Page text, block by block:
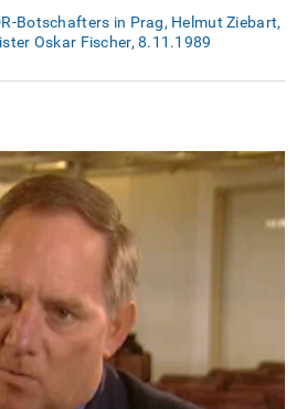
Botschafters in Prag, Helmut Ziebart,
Oskar Fischer, 8.11.1989